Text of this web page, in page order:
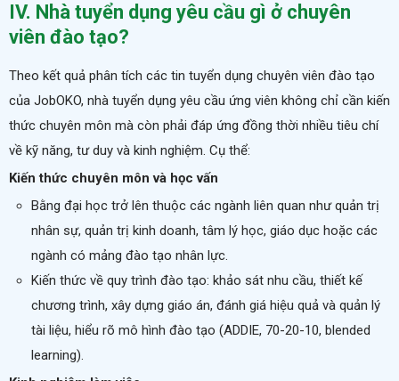
IV. Nhà tuyển dụng yêu cầu gì ở chuyên
viên đào tạo?
Theo kết quả phân tích các tin tuyển dụng chuyên viên đào tạo
của JobOKO, nhà tuyển dụng yêu cầu ứng viên không chỉ cần kiến
thức chuyên môn mà còn phải đáp ứng đồng thời nhiều tiêu chí
về kỹ năng, tư duy và kinh nghiệm. Cụ thể:
Kiến thức chuyên môn và học vấn
Bằng đại học trở lên thuộc các ngành liên quan như quản trị
nhân sự, quản trị kinh doanh, tâm lý học, giáo dục hoặc các
ngành có mảng đào tạo nhân lực.
Kiến thức về quy trình đào tạo: khảo sát nhu cầu, thiết kế
chương trình, xây dựng giáo án, đánh giá hiệu quả và quản lý
tài liệu, hiểu rõ mô hình đào tạo (ADDIE, 70-20-10, blended
learning).